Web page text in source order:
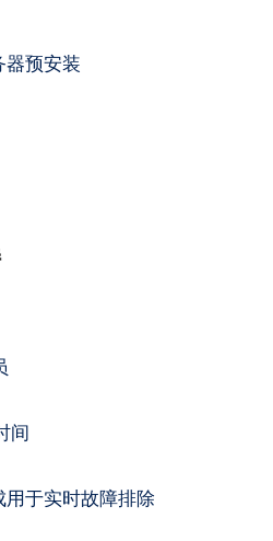
器预安装
间
用于实时故障排除